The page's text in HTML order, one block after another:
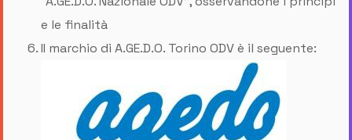
e le finalità
II marchio di A.GE.D.O. Torino ODV è il seguente: